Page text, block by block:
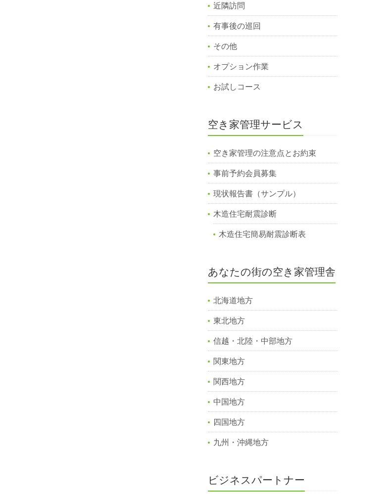
近隣訪問
有事後の巡回
その他
オプション作業
お試しコース
空き家管理サービス
空き家管理の注意点とお約束
事前予約会員募集
現状報告書（サンプル）
木造住宅耐震診断
木造住宅簡易耐震診断表
あなたの街の空き家管理舎
北海道地方
東北地方
信越・北陸・中部地方
関東地方
関西地方
中国地方
四国地方
九州・沖縄地方
ビジネスパートナー